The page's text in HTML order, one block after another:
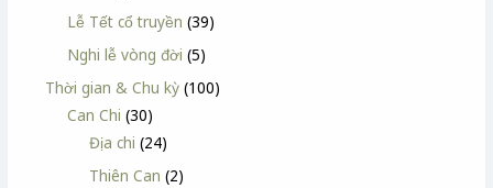
Lễ Tết cổ truyền (39)
Nghi lễ vòng đời (5)
Thời gian & Chu kỳ (100)
Can Chi (30)
Địa chi (24)
Thiên Can (2)